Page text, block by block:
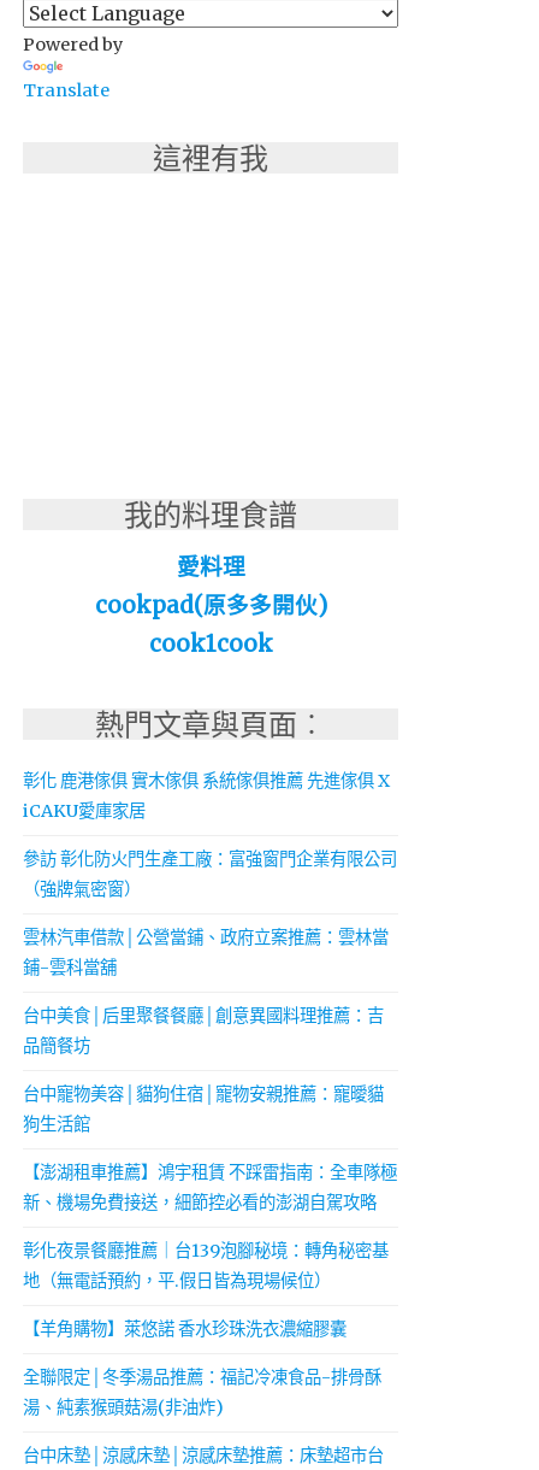
Powered by
Translate
這裡有我
我的料理食譜
愛料理
cookpad(原多多開伙)
cook1cook
熱門文章與頁面︰
彰化 鹿港傢俱 實木傢俱 系統傢俱推薦 先進傢俱 X
iCAKU愛庫家居
參訪 彰化防火門生產工廠：富強窗門企業有限公司
（強牌氣密窗）
雲林汽車借款│公營當鋪、政府立案推薦：雲林當
鋪-雲科當舖
台中美食│后里聚餐餐廳│創意異國料理推薦：吉
品簡餐坊
台中寵物美容│貓狗住宿│寵物安親推薦：寵曖貓
狗生活館
【澎湖租車推薦】鴻宇租賃 不踩雷指南：全車隊極
新、機場免費接送，細節控必看的澎湖自駕攻略
彰化夜景餐廳推薦｜台139泡腳秘境：轉角秘密基
地（無電話預約，平.假日皆為現場候位）
【羊角購物】萊悠諾 香水珍珠洗衣濃縮膠囊
全聯限定│冬季湯品推薦：福記冷凍食品-排骨酥
湯、純素猴頭菇湯(非油炸)
台中床墊│涼感床墊│涼感床墊推薦：床墊超市台